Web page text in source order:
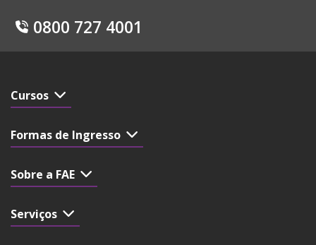
0800 727 4001
Cursos
Formas de Ingresso
Sobre a FAE
Serviços